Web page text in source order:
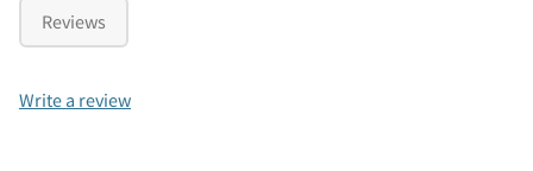
Reviews
Write a review